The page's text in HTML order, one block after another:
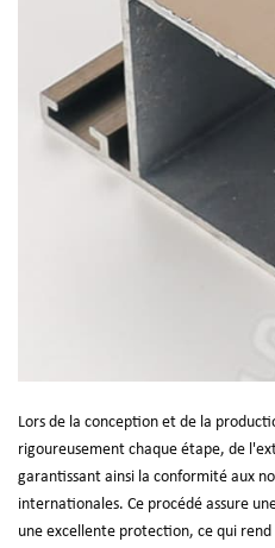
Lors de la conception et de la
rigoureusement chaque étape, de
garantissant ainsi la conformité aux
internationales. Ce procédé assure
une excellente protection, ce qui